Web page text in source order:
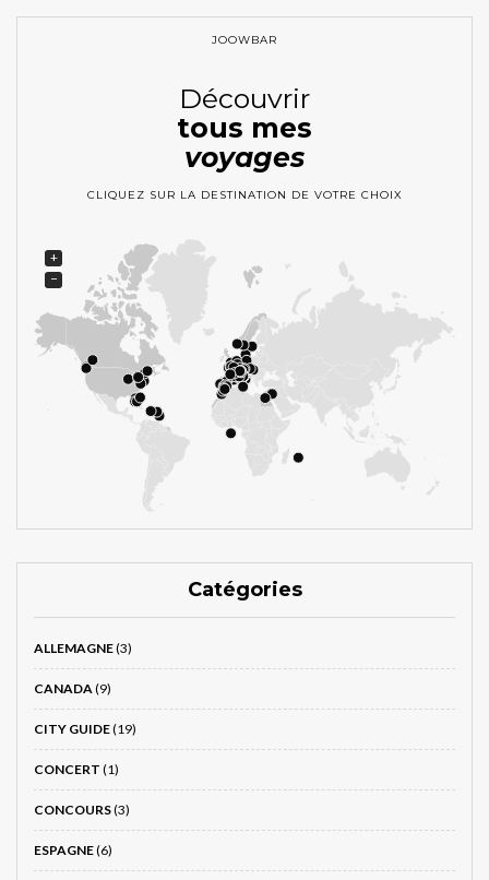
JOOWBAR
Découvrir
tous mes
voyages
CLIQUEZ SUR LA DESTINATION DE VOTRE CHOIX
+
−
Catégories
ALLEMAGNE(3)
CANADA (9)
CITY GUIDE(19)
CONCERT (1)
CONCOURS(3)
ESPAGNE(6)